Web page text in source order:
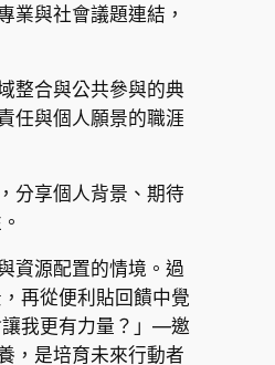
業與社會議題連結，
整合與公共參與的典
任與個人願景的職涯
分享個人背景、期待
資源配置的情境。過
再從便利貼回饋中覺
我更有力量？」—邀
，是培育未來行動者